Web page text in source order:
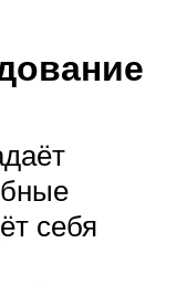
себя